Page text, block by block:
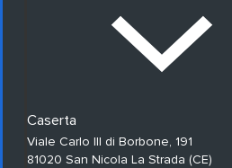
Caserta
Viale Carlo III di Borbone, 191
81020 San Nicola La Strada (CE)